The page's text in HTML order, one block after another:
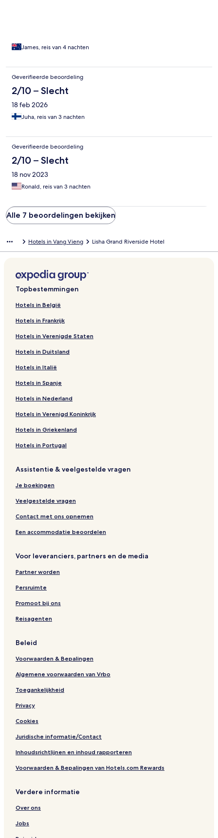
James, reis van 4 nachten
Geverifieerde beoordeling
2/10 – Slecht
18 feb 2026
Juha, reis van 3 nachten
Geverifieerde beoordeling
2/10 – Slecht
18 nov 2023
Ronald, reis van 3 nachten
Alle 7 beoordelingen bekijken
Hotels in Vang Vieng Lisha Grand Riverside Hotel
Topbestemmingen
Hotels in België
Hotels in Frankrijk
Hotels in Verenigde Staten
Hotels in Duitsland
Hotels in Italië
Hotels in Spanje
Hotels in Nederland
Hotels in Verenigd Koninkrijk
Hotels in Griekenland
Hotels in Portugal
Assistentie & veelgestelde vragen
Je boekingen
Veelgestelde vragen
Contact met ons opnemen
Een accommodatie beoordelen
Voor leveranciers, partners en de media
Partner worden
Persruimte
Promoot bij ons
Reisagenten
Beleid
Voorwaarden & Bepalingen
Algemene voorwaarden van Vrbo
Toegankelijkheid
Privacy
Cookies
Juridische informatie/Contact
Inhoudsrichtlijnen en inhoud rapporteren
Voorwaarden & Bepalingen van Hotels.com Rewards
Verdere informatie
Over ons
Jobs